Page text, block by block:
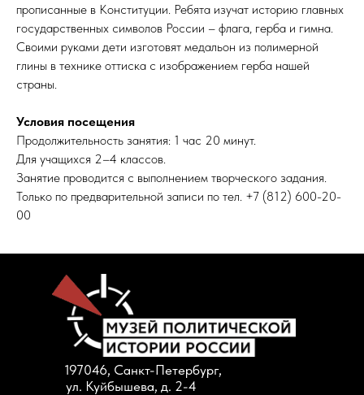
прописанные в Конституции. Ребята изучат историю главных
государственных символов России – флага, герба и гимна.
Своими руками дети изготовят медальон из полимерной
глины в технике оттиска с изображением герба нашей
страны.
Условия посещения
Продолжительность занятия: 1 час 20 минут.
Для учащихся 2–4 классов.
Занятие проводится с выполнением творческого задания.
Только по предварительной записи по тел. +7 (812) 600-20-
00
ул. Куйбышева, д. 2-4
197046, Санкт-Петербург,